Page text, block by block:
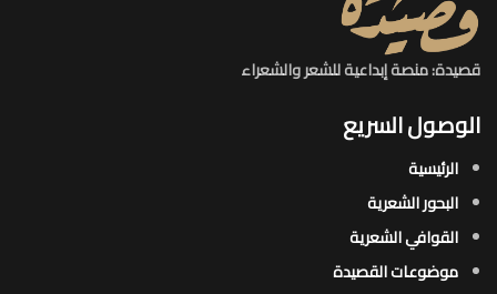
قصيدة: منصة إبداعية للشعر والشعراء
الوصول السريع
الرئيسية
البحور الشعرية​
القوافي الشعرية​
موضوعات القصيدة​